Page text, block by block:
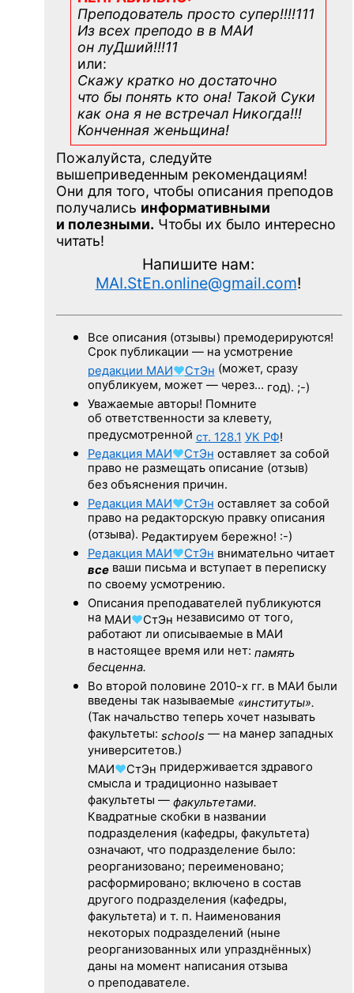
Преподователь просто супер!!!!111
Из всех преподо в в МАИ
он луДший!!!11
или:
Скажу кратко но достаточно
что бы понять кто она! Такой Суки
как она я не встречал Никогда!!!
Конченная женьщина!
Пожалуйста, следуйте
вышеприведенным рекомендациям!
Они для того, чтобы описания преподов
получались информативными
и полезными. Чтобы их было интересно
читать!
Напишите нам:
MAI.StEn.online@gmail.com!
Все описания (отзывы) премодерируются!
Срок публикации — на усмотрение
редакции МАИ♥СтЭн (может, сразу
опубликуем, может — через… год). ;-)
Уважаемые авторы! Помните
об ответственности за клевету,
предусмотренной ст. 128.1 УК РФ!
Редакция МАИ♥СтЭн оставляет за собой
право не размещать описание (отзыв)
без объяснения причин.
Редакция МАИ♥СтЭн оставляет за собой
право на редакторскую правку описания
(отзыва). Редактируем бережно! :-)
Редакция МАИ♥СтЭн внимательно читает
всеваши письма и вступает в переписку
по своему усмотрению.
Описания преподавателей публикуются
на МАИ♥СтЭн независимо от того,
работают ли описываемые в МАИ
в настоящее время или нет: память
бесценна.
Во второй половине 2010-х гг. в МАИ были
введены так называемые «институты».
(Так начальство теперь хочет называть
факультеты: schools — на манер западных
университетов.)
МАИ♥СтЭн придерживается здравого
смысла и традиционно называет
факультеты — факультетами.
Квадратные скобки в названии
подразделения (кафедры, факультета)
означают, что подразделение было:
реорганизовано; переименовано;
расформировано; включено в состав
другого подразделения (кафедры,
факультета) и т. п. Наименования
некоторых подразделений (ныне
реорганизованных или упразднённых)
даны на момент написания отзыва
о преподавателе.